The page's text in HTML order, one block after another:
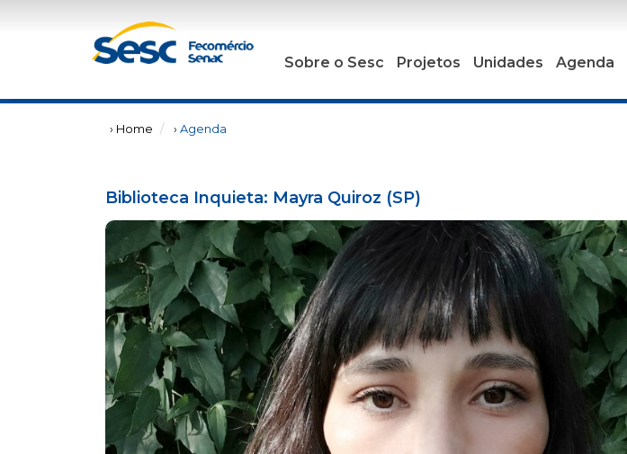
Sobre o Sesc Projetos Unidades Agenda
› Home › Agenda
Biblioteca Inquieta: Mayra Quiroz (SP)